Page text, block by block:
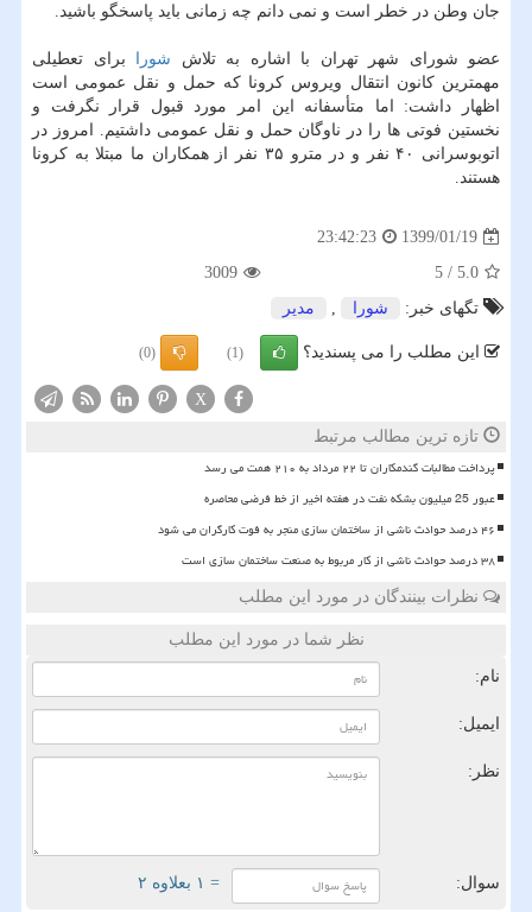
جان وطن در خطر است و نمی دانم چه زمانی باید پاسخگو باشید.
عضو شورای شهر تهران با اشاره به تلاش شورا برای تعطیلی
مهمترین كانون انتقال ویروس كرونا كه حمل و نقل عمومی است
اظهار داشت: اما متأسفانه این امر مورد قبول قرار نگرفت و
نخستین فوتی ها را در ناوگان حمل و نقل عمومی داشتیم. امروز در
اتوبوسرانی ۴۰ نفر و در مترو ۳۵ نفر از همكاران ما مبتلا به كرونا
هستند.
1399/01/19
23:42:23
5.0
/
5
3009
تگهای خبر:
شورا , مدیر
این مطلب را می پسندید؟ (1)
(0)
X
تازه ترین مطالب مرتبط
پرداخت مطالبات گندمکاران تا ۲۲ مرداد به ۲۱۰ همت می رسد
عبور 25 میلیون بشکه نفت در هفته اخیر از خط فرضی محاصره
۴۶ درصد حوادث ناشی از ساختمان سازی منجر به فوت کارگران می شود
۳۸ درصد حوادث ناشی از کار مربوط به صنعت ساختمان سازی است
نظرات بینندگان در مورد این مطلب
نظر شما در مورد این مطلب
نام:
ایمیل:
نظر:
سوال: = ۱ بعلاوه ۲